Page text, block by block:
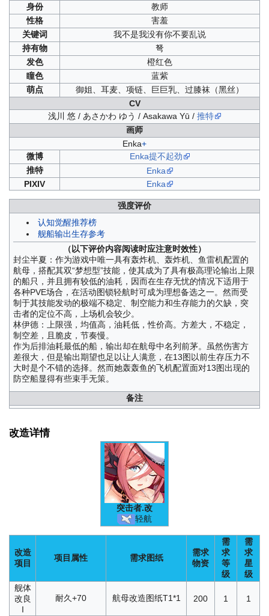
身份
教师
性格
害羞
关键词
我不是我没有你不要乱说
持有物
弩
发色
橙红色
瞳色
蓝紫
萌点
御姐、耳麦、项链、巨巨乳、过膝袜（黑丝）
CV
浅川 悠 / あさかわ ゆう / Asakawa Yū / 推特
画师
Enka+
微博
Enka提不起劲
推特
Enka
PIXIV
Enka
强度评价
认知觉醒推荐榜
舰船输出生存参考
（以下评价内容阅读时应注意时效性）
封尘半夏：作为游戏中唯一具有轰炸机、轰炸机、鱼雷机配置的
航母，搭配其双“梦想型”技能，使其成为了具有极高理论输出上限
的船只，并且拥有较低的油耗，因而在生存无忧的情况下适用于
各种PVE场合，在活动图锁轻航时可成为理想备选之一。然而受
制于其技能发动的极端不稳定、制空能力和生存能力的欠缺，突
击者的定位不高，上场机会较少。
林伊德：上限强，均值高，油耗低，性价高。方差大，不稳定，
制空差，且脆皮，节奏慢。
作为后排油耗最低的船，输出却在航母中名列前茅。虽然伤害方
差很大，但是输出期望也足以让人满意，在13图以前生存压力不
大时是个不错的选择。然而她轰轰鱼的飞机配置面对13图出现的
防空船显得有些束手无策。
备注
改造详情
突击者.改
轻航
改造
项目
项目属性 需求图纸
需求
物资
需
求
等
级
需
求
星
级
舰体
改良
I
耐久+70 航母改造图纸T1*1 200 1 1